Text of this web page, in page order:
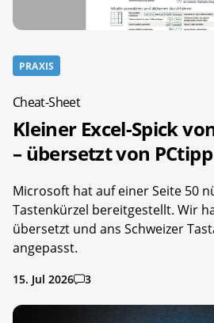
PRAXIS
Cheat-Sheet
Kleiner Excel-Spick
– übersetzt von PCtipp
Microsoft hat auf einer Seite 50
Tastenkürzel bereitgestellt. Wir
übersetzt und ans Schweizer
angepasst.
15. Jul 2026 3